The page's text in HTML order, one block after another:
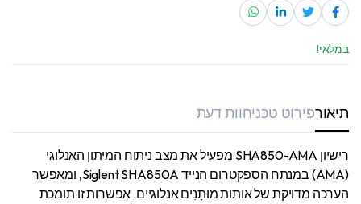
במלאי!
תיאורפירוט טכניחוות דעת
רישיון SHA850-AMA מפעיל את מצב ניתוח המיתון האנלוגי
(AMA) במנתח הספקטרום הנייד Siglent SHA850A, ומאפשר
הערכה מדויקת של אותות מוּתָנִים אנלוגיים. אפשרות זו תומכת